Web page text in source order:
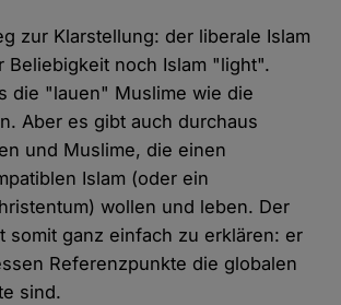
zur Klarstellung: der liberale Islam
Beliebigkeit noch Islam "light".
die "lauen" Muslime wie die
Aber es gibt auch durchaus
und Muslime, die einen
Islam (oder ein
wollen und leben. Der
somit ganz einfach zu erklären: er
Referenzpunkte die globalen
sind.